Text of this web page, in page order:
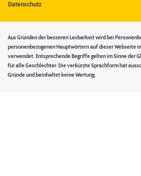
Datenschutz
Aus Gründen der besseren Lesbarkeit wird bei
personenbezogenen Hauptwörtern auf dieser Webseite
verwendet. Entsprechende Begriffe gelten im Sinne der
für alle Geschlechter. Die verkürzte Sprachform hat
Gründe und beinhaltet keine Wertung.